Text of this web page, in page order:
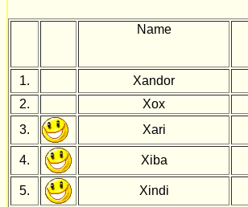
Name
1. Xandor
2.
Xox
3.
Xari
4. Xiba
5. Xindi